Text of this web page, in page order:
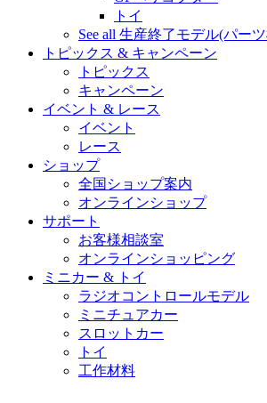
トイ
See all 生産終了モデル(パー
トピックス & キャンペーン
トピックス
キャンペーン
イベント & レース
イベント
レース
ショップ
全国ショップ案内
オンラインショップ
サポート
お客様相談室
オンラインショッピング
ミニカー & トイ
ラジオコントロールモデル
ミニチュアカー
スロットカー
トイ
工作材料